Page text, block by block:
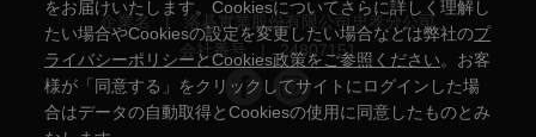
企業名
|
洛碁實業股份有限公司忠孝分公司
会社番号
24807151
をお届けいたします。Cookiesについてさらに詳しく理解し
たい場合やCookiesの設定を変更したい場合などは弊社のプ
ライバシーポリシーとCookies政策をご参照ください。お客
様が「同意する」をクリックしてサイトにログインした場
合はデータの自動取得とCookiesの使用に同意したものとみ